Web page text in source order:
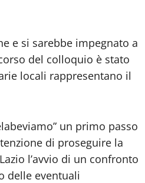
e si sarebbe impegnato a
del colloquio è stato
locali rappresentano il
un primo passo
di proseguire la
l’avvio di un confronto
delle eventuali